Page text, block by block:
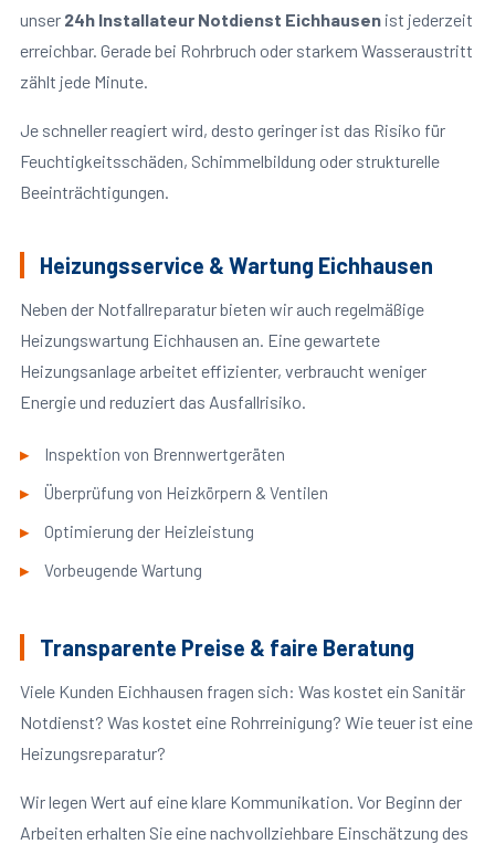
unser 24h Installateur Notdienst Eichhausenist jederzeit
erreichbar. Gerade bei Rohrbruch oder starkem Wasseraustritt
zählt jede Minute.
Je schneller reagiert wird, desto geringer ist das Risiko für
Feuchtigkeitsschäden, Schimmelbildung oder strukturelle
Beeinträchtigungen.
Heizungsservice & Wartung Eichhausen
Neben der Notfallreparatur bieten wir auch regelmäßige
Heizungswartung Eichhausen an. Eine gewartete
Heizungsanlage arbeitet effizienter, verbraucht weniger
Energie und reduziert das Ausfallrisiko.
Inspektion von Brennwertgeräten
Überprüfung von Heizkörpern & Ventilen
Optimierung der Heizleistung
Vorbeugende Wartung
Transparente Preise & faire Beratung
Viele Kunden Eichhausen fragen sich: Was kostet ein Sanitär
Notdienst? Was kostet eine Rohrreinigung? Wie teuer ist eine
Heizungsreparatur?
Wir legen Wert auf eine klare Kommunikation. Vor Beginn der
Arbeiten erhalten Sie eine nachvollziehbare Einschätzung des